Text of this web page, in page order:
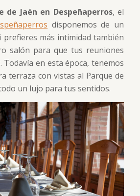
de Jaén en Despeñaperros, el
disponemos de un
prefieres más intimidad también
salón para que tus reuniones
Todavía en esta época, tenemos
terraza con vistas al Parque de
un lujo para tus sentidos.